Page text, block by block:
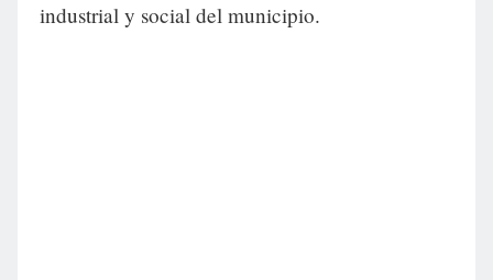
industrial y social del municipio.